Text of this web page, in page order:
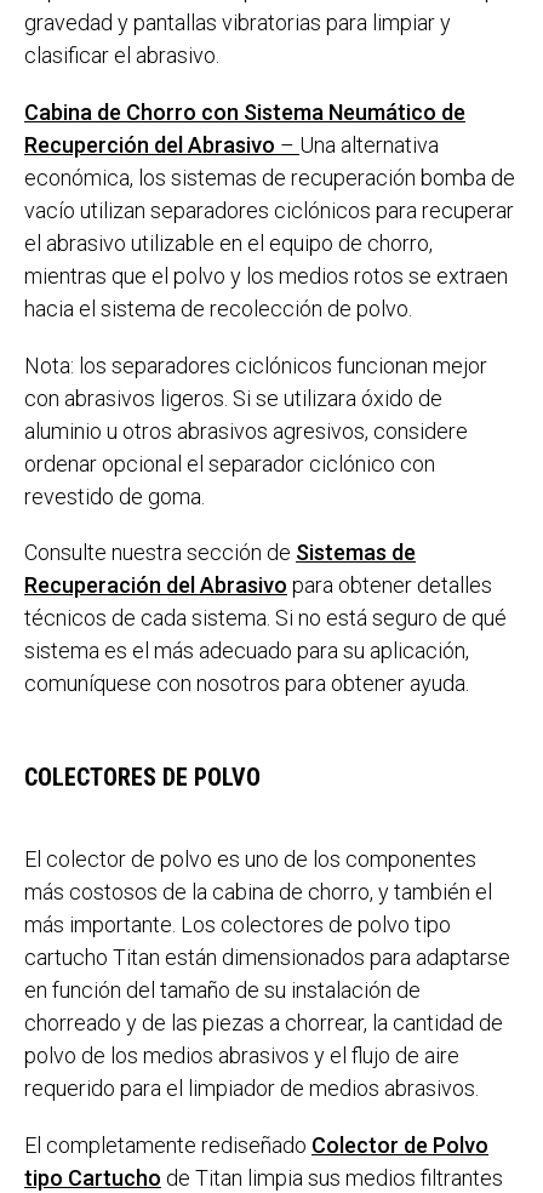
gravedad y pantallas vibratorias para limpiar y
clasificar el abrasivo.
Cabina de Chorro con Sistema Neumático de
Recuperción del Abrasivo – Una alternativa
económica, los sistemas de recuperación bomba de
vacío utilizan separadores ciclónicos para recuperar
el abrasivo utilizable en el equipo de chorro,
mientras que el polvo y los medios rotos se extraen
hacia el sistema de recolección de polvo.
Nota: los separadores ciclónicos funcionan mejor
con abrasivos ligeros. Si se utilizara óxido de
aluminio u otros abrasivos agresivos, considere
ordenar opcional el separador ciclónico con
revestido de goma.
Consulte nuestra sección de Sistemas de
Recuperación del Abrasivo para obtener detalles
técnicos de cada sistema. Si no está seguro de qué
sistema es el más adecuado para su aplicación,
comuníquese con nosotros para obtener ayuda.
COLECTORES DE POLVO
El colector de polvo es uno de los componentes
más costosos de la cabina de chorro, y también el
más importante. Los colectores de polvo tipo
cartucho Titan están dimensionados para adaptarse
en función del tamaño de su instalación de
chorreado y de las piezas a chorrear, la cantidad de
polvo de los medios abrasivos y el flujo de aire
requerido para el limpiador de medios abrasivos.
El completamente rediseñado Colector de Polvo
tipo Cartucho de Titan limpia sus medios filtrantes